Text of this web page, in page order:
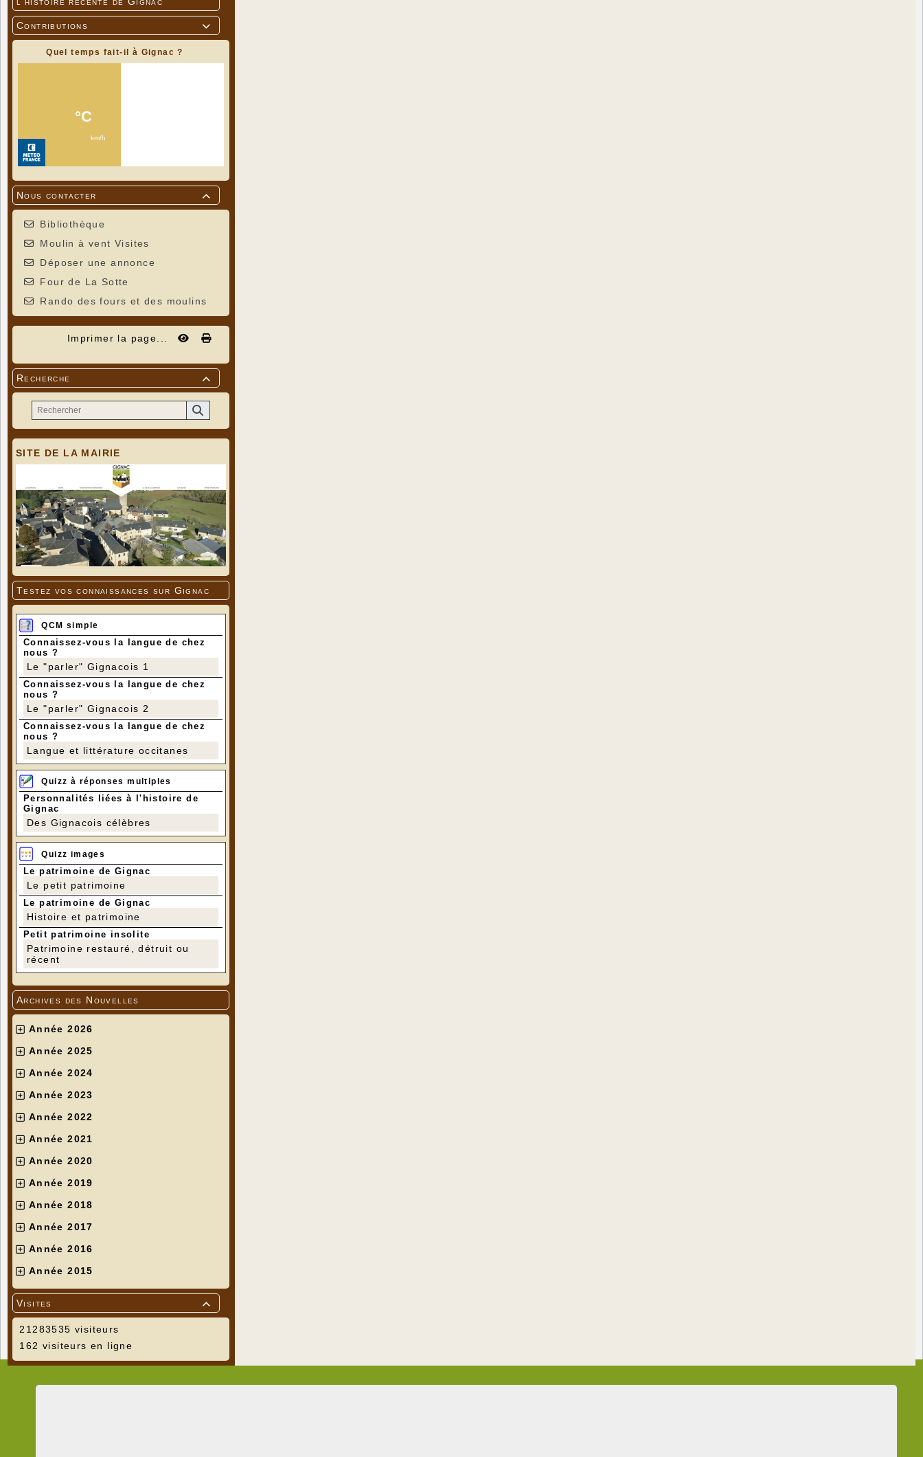

Contributions
Quel temps fait-il à Gignac ?

Nous contacter
Bibliothèque
Moulin à vent Visites
Déposer une annonce
Four de La Sotte
Rando des fours et des moulins
Imprimer la page...

Recherche
SITE DE LA MAIRIE
Testez vos connaissances sur Gignac
QCM simple
Connaissez-vous la langue de chez
nous ?
Le "parler" Gignacois 1
Connaissez-vous la langue de chez
nous ?
Le "parler" Gignacois 2
Connaissez-vous la langue de chez
nous ?
Langue et littérature occitanes
Quizz à réponses multiples
Personnalités liées à l'histoire de
Gignac
Des Gignacois célèbres
Quizz images
Le patrimoine de Gignac
Le petit patrimoine
Le patrimoine de Gignac
Histoire et patrimoine
Petit patrimoine insolite
Patrimoine restauré, détruit ou
récent
Archives des Nouvelles
Année 2026
Année 2025
Année 2024
Année 2023
Année 2022
Année 2021
Année 2020
Année 2019
Année 2018
Année 2017
Année 2016
Année 2015

Visites
21283535 visiteurs
162 visiteurs en ligne